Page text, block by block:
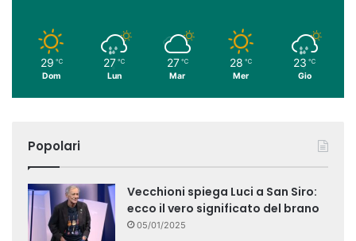
29 ℃
Dom
27 ℃
Lun
27 ℃
Mar
28 ℃
Mer
23 ℃
Gio
Popolari
Vecchioni spiega Luci a San Siro:
ecco il vero significato del brano
05/01/2025